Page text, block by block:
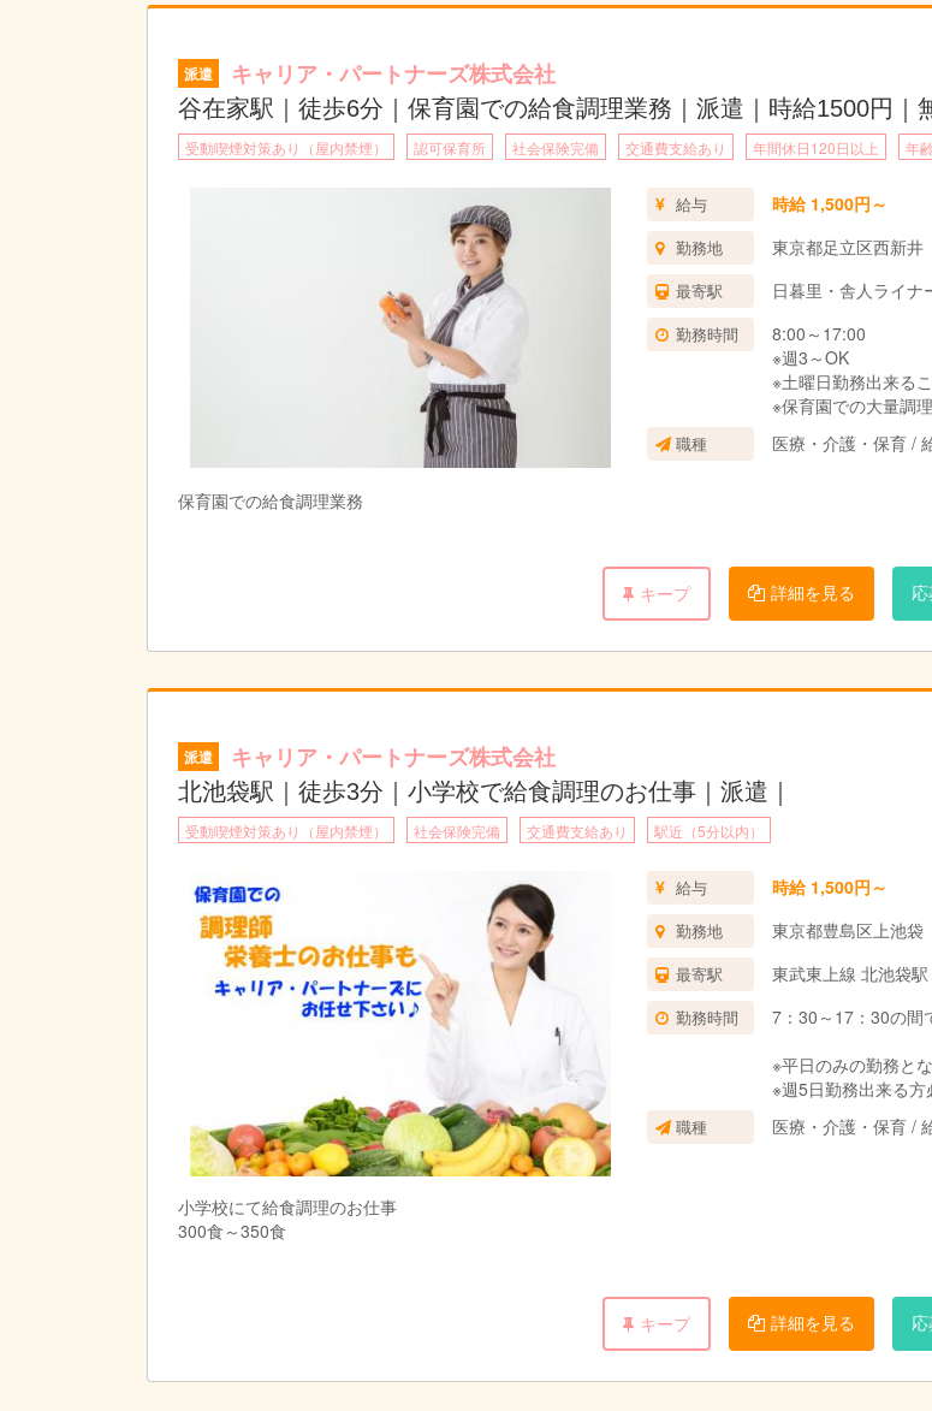
派遣 キャリア・パートナーズ株式会社
谷在家駅｜徒歩6分｜保育園での給食調理業務｜派遣｜時給1500円｜
受動喫煙対策あり（屋内禁煙） 認可保育所 社会保険完備 交通費支給あり 年間休日120日以上 年
給与 時給 1,500円～
勤務地 東京都足立区西新井
最寄駅 日暮里・舎人ライナ
勤務時間
8:00～17:00
※週3～OK
※土曜日勤務出来る
※保育園での大量調
職種 医療・介護・保育 /
保育園での給食調理業務
キープ 詳細を見る
派遣 キャリア・パートナーズ株式会社
北池袋駅｜徒歩3分｜小学校で給食調理のお仕事｜派遣｜
受動喫煙対策あり（屋内禁煙） 社会保険完備 交通費支給あり 駅近（5分以内）
給与 時給 1,500円～
勤務地 東京都豊島区上池袋
最寄駅 東武東上線 北池袋
勤務時間
7：30～17：30の間
※平日のみの勤務と
※週5日勤務出来る方
職種 医療・介護・保育 /
小学校にて給食調理のお仕事
300食～350食
キープ 詳細を見る